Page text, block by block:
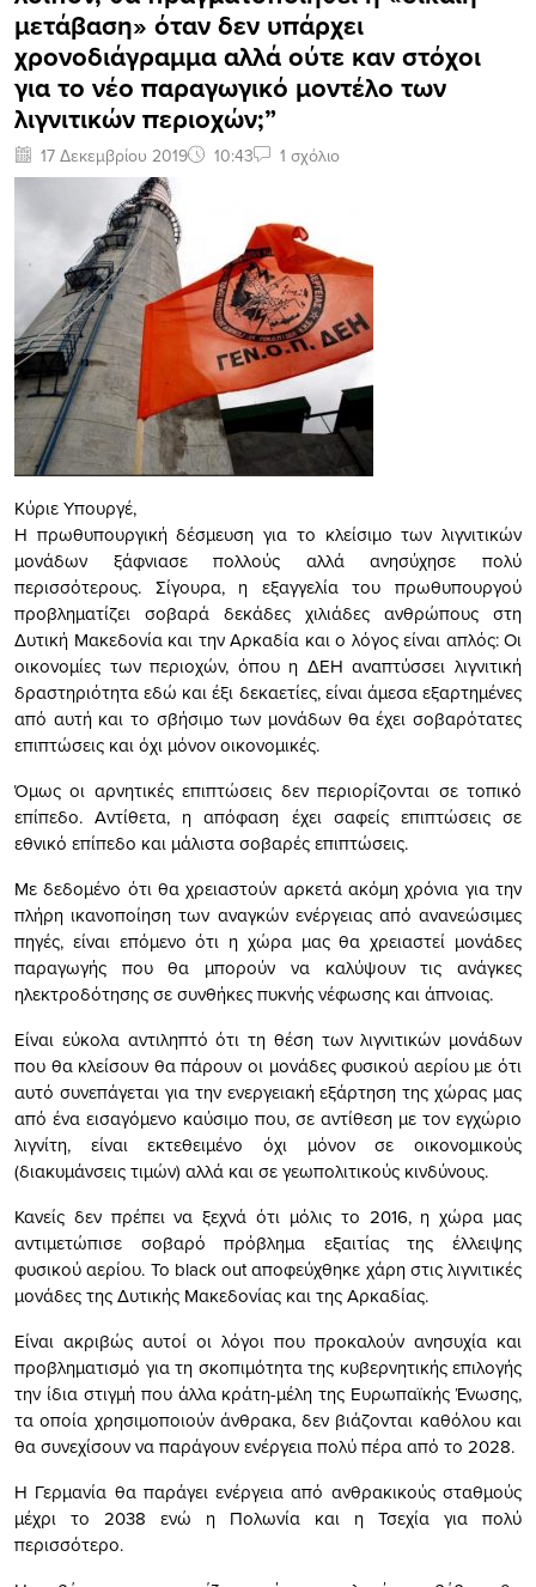
μετάβαση» όταν δεν υπάρχει
χρονοδιάγραμμα αλλά ούτε καν στόχοι
για το νέο παραγωγικό μοντέλο των
λιγνιτικών περιοχών;”
17 Δεκεμβρίου 2019 10:43 1 σχόλιο
Κύριε Υπουργέ,
Η πρωθυπουργική δέσμευση για το κλείσιμο των λιγνιτικών
μονάδων ξάφνιασε πολλούς αλλά ανησύχησε πολύ
περισσότερους. Σίγουρα, η εξαγγελία του πρωθυπουργού
προβληματίζει σοβαρά δεκάδες χιλιάδες ανθρώπους στη
Δυτική Μακεδονία και την Αρκαδία και ο λόγος είναι απλός: Οι
οικονομίες των περιοχών, όπου η ΔΕΗ αναπτύσσει λιγνιτική
δραστηριότητα εδώ και έξι δεκαετίες, είναι άμεσα εξαρτημένες
από αυτή και το σβήσιμο των μονάδων θα έχει σοβαρότατες
επιπτώσεις και όχι μόνον οικονομικές.
Όμως οι αρνητικές επιπτώσεις δεν περιορίζονται σε τοπικό
επίπεδο. Αντίθετα, η απόφαση έχει σαφείς επιπτώσεις σε
εθνικό επίπεδο και μάλιστα σοβαρές επιπτώσεις.
Με δεδομένο ότι θα χρειαστούν αρκετά ακόμη χρόνια για την
πλήρη ικανοποίηση των αναγκών ενέργειας από ανανεώσιμες
πηγές, είναι επόμενο ότι η χώρα μας θα χρειαστεί μονάδες
παραγωγής που θα μπορούν να καλύψουν τις ανάγκες
ηλεκτροδότησης σε συνθήκες πυκνής νέφωσης και άπνοιας.
Είναι εύκολα αντιληπτό ότι τη θέση των λιγνιτικών μονάδων
που θα κλείσουν θα πάρουν οι μονάδες φυσικού αερίου με ότι
αυτό συνεπάγεται για την ενεργειακή εξάρτηση της χώρας μας
από ένα εισαγόμενο καύσιμο που, σε αντίθεση με τον εγχώριο
λιγνίτη, είναι εκτεθειμένο όχι μόνον σε οικονομικούς
(διακυμάνσεις τιμών) αλλά και σε γεωπολιτικούς κινδύνους.
Κανείς δεν πρέπει να ξεχνά ότι μόλις το 2016, η χώρα μας
αντιμετώπισε σοβαρό πρόβλημα εξαιτίας της έλλειψης
φυσικού αερίου. Το black out αποφεύχθηκε χάρη στις λιγνιτικές
μονάδες της Δυτικής Μακεδονίας και της Αρκαδίας.
Είναι ακριβώς αυτοί οι λόγοι που προκαλούν ανησυχία και
προβληματισμό για τη σκοπιμότητα της κυβερνητικής επιλογής
την ίδια στιγμή που άλλα κράτη-μέλη της Ευρωπαϊκής Ένωσης,
τα οποία χρησιμοποιούν άνθρακα, δεν βιάζονται καθόλου και
θα συνεχίσουν να παράγουν ενέργεια πολύ πέρα από το 2028.
Η Γερμανία θα παράγει ενέργεια από ανθρακικούς σταθμούς
μέχρι το 2038 ενώ η Πολωνία και η Τσεχία για πολύ
περισσότερο.